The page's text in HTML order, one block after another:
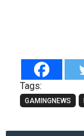
Tags:
GAMINGNEWS